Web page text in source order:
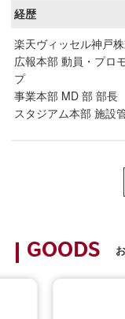
経歴
楽天ヴィッセル神戸
広報本部 動員・プロ
プ
事業本部 MD 部 部長
スタジアム本部 施設
GOODS